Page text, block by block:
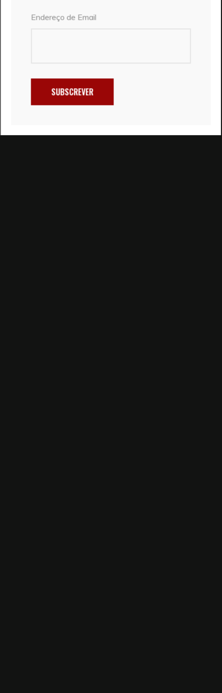
Endereço de Email
SUBSCREVER